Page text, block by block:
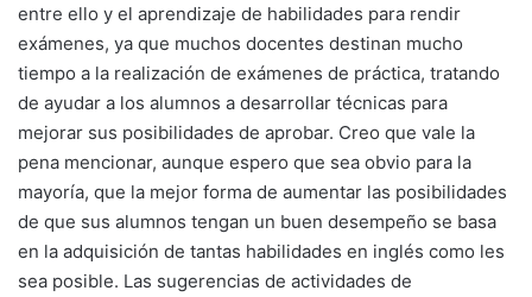
entre ello y el aprendizaje de habilidades para rendir
exámenes, ya que muchos docentes destinan mucho
tiempo a la realización de exámenes de práctica, tratando
de ayudar a los alumnos a desarrollar técnicas para
mejorar sus posibilidades de aprobar. Creo que vale la
pena mencionar, aunque espero que sea obvio para la
mayoría, que la mejor forma de aumentar las posibilidades
de que sus alumnos tengan un buen desempeño se basa
en la adquisición de tantas habilidades en inglés como les
sea posible. Las sugerencias de actividades de